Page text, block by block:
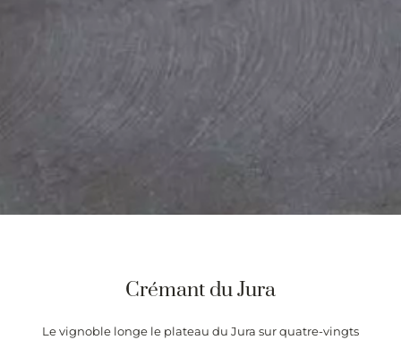
Crémant du Jura
Le vignoble longe le plateau du Jura sur quatre-vingts